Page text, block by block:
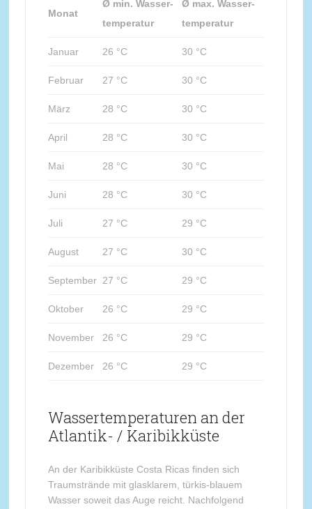
Monat
Ø min. Wasser-
temperatur
Ø max. Wasser-
temperatur
Januar 26 °C 30 °C
Februar 27 °C 30 °C
März 28 °C 30 °C
April 28 °C 30 °C
Mai 28 °C 30 °C
Juni 28 °C 30 °C
Juli 27 °C 29 °C
August 27 °C 30 °C
September 27 °C 29 °C
Oktober 26 °C 29 °C
November 26 °C 29 °C
Dezember 26 °C 29 °C
Wassertemperaturen an der
Atlantik- / Karibikküste
An der Karibikküste Costa Ricas finden sich
Traumstrände mit glasklarem, türkis-blauem
Wasser soweit das Auge reicht. Nachfolgend